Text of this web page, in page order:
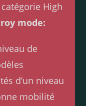
High
mode:
de
d’un niveau
mobilité